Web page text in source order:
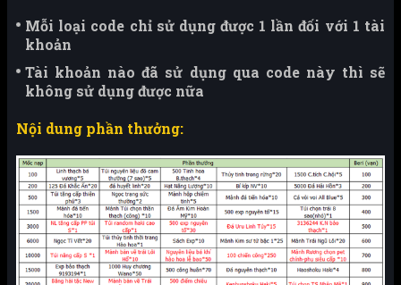
Mỗi loại code chỉ sử dụng được 1 lần đối với 1 tài
khoản
Tài khoản nào đã sử dụng qua code này thì sẽ
không sử dụng được nữa
Nội dung phần thưởng: